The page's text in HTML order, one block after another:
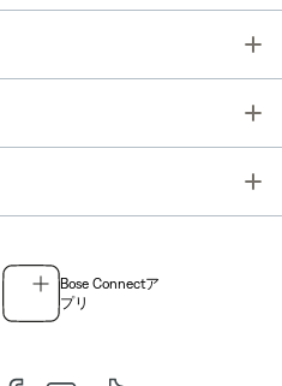
Bose Connectア
プリ